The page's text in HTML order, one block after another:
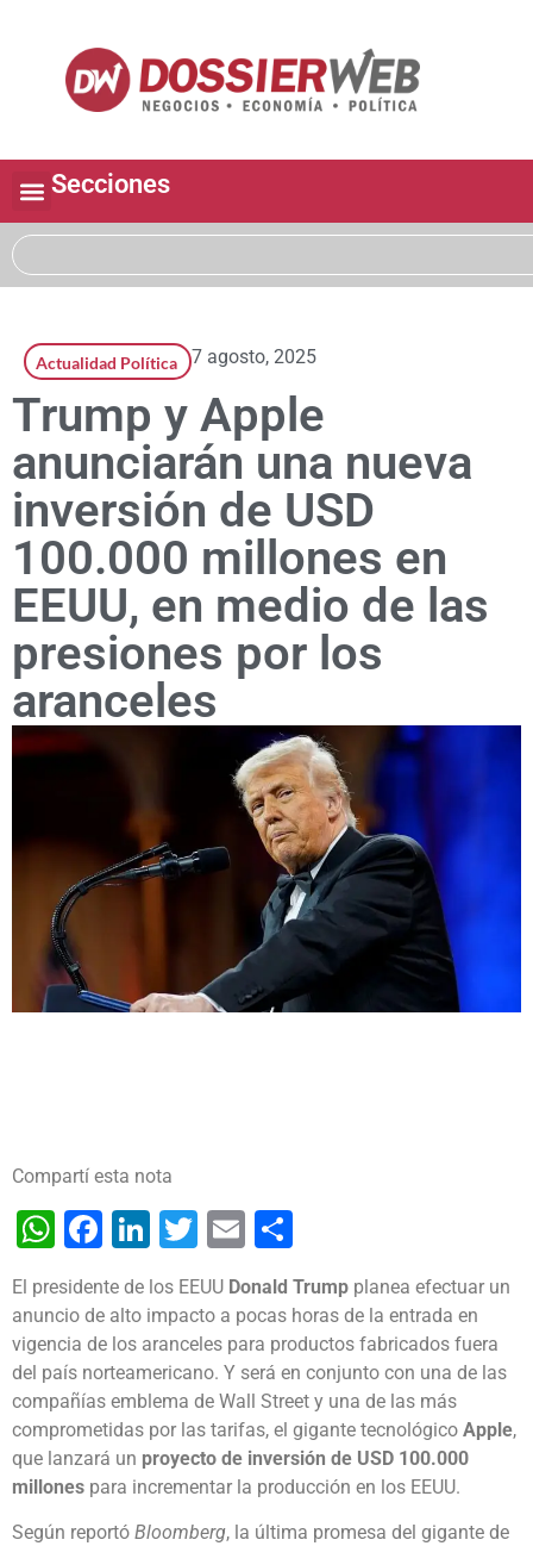
Secciones
Actualidad Política 7 agosto, 2025
Trump y Apple
anunciarán una nueva
inversión de USD
100.000 millones en
EEUU, en medio de las
presiones por los
aranceles
Compartí esta nota
WhatsApp
Facebook
LinkedIn
Twitter
Email
El presidente de los EEUU Donald Trump planea efectuar un
anuncio de alto impacto a pocas horas de la entrada en
vigencia de los aranceles para productos fabricados fuera
del país norteamericano. Y será en conjunto con una de las
compañías emblema de Wall Street y una de las más
comprometidas por las tarifas, el gigante tecnológico Apple,
que lanzará un proyecto de inversión de USD 100.000
millones para incrementar la producción en los EEUU.
Según reportó Bloomberg, la última promesa del gigante de